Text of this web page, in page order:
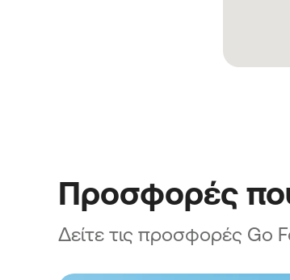
Προσφορές
Δείτε τις προσφορές Go